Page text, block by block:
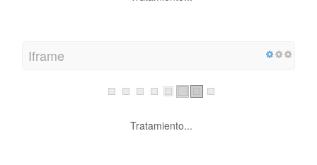
Iframe
Tratamiento...